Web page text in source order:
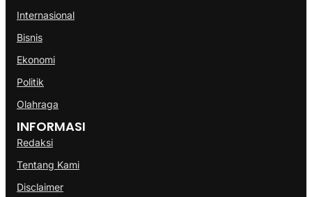
Internasional
Bisnis
Ekonomi
Politik
Olahraga
INFORMASI
Redaksi
Tentang Kami
Disclaimer